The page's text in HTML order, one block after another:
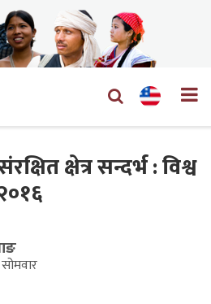
क्षेत्र सन्दर्भ : विश्व